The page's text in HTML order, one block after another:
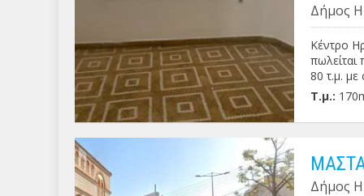
Δήμος
Κέντρο
πωλείται
80 τ.μ. με
υπόγειο
ΠΕΑ: Η'
Τ.μ.:
Δήμος